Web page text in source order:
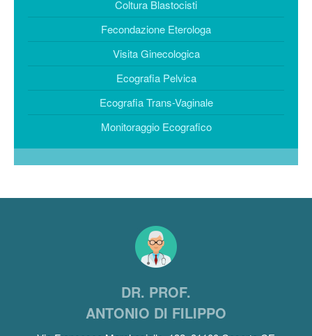
Coltura Blastocisti
Fecondazione Eterologa
Visita Ginecologica
Ecografia Pelvica
Ecografia Trans-Vaginale
Monitoraggio Ecografico
DR. PROF.
ANTONIO DI FILIPPO